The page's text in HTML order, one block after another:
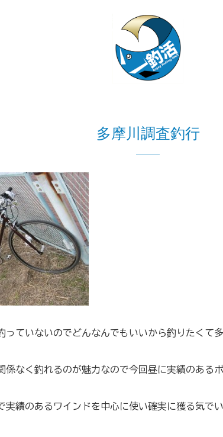
多摩川調査釣行
っていないのでどんなんでもいいから釣りたくて
係なく釣れるのが魅力なので今回昼に実績のある
実績のあるワインドを中心に使い確実に獲る気で